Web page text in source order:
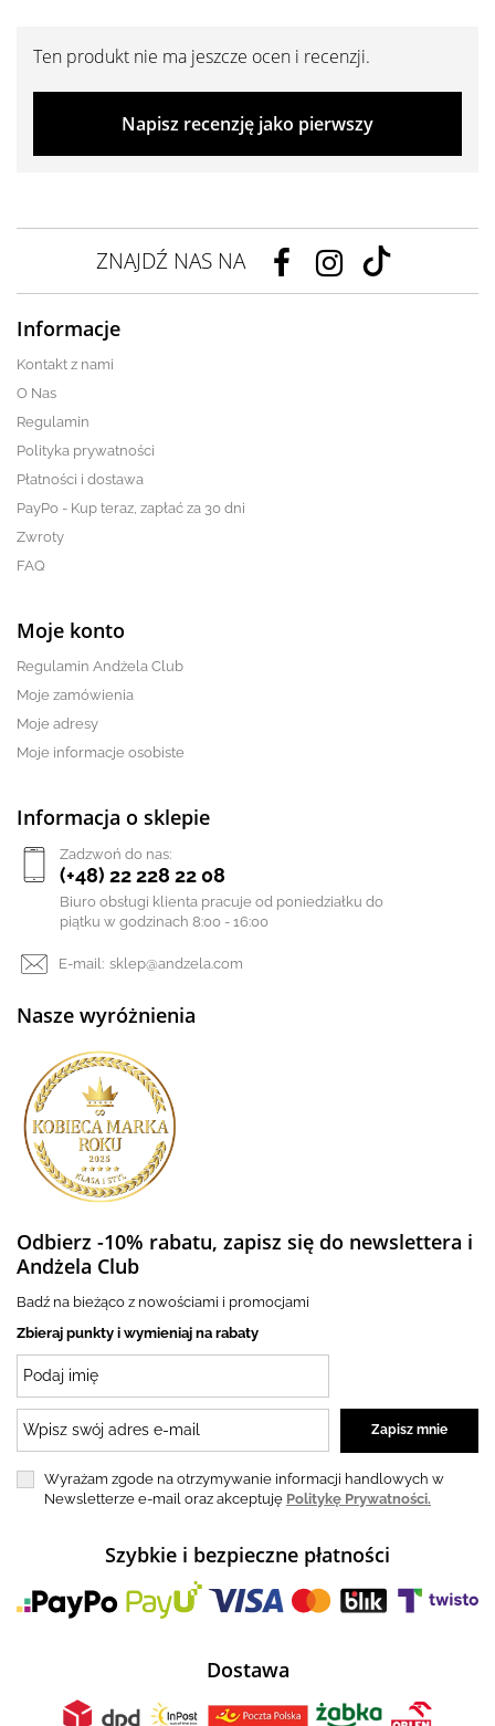
Ten produkt nie ma jeszcze ocen i recenzji.
Napisz recenzję jako pierwszy
ZNAJDŹ NAS NA
Informacje
Kontakt z nami
O Nas
Regulamin
Polityka prywatności
Płatności i dostawa
PayPo - Kup teraz, zapłać za 30 dni
Zwroty
FAQ
Moje konto
Regulamin Andżela Club
Moje zamówienia
Moje adresy
Moje informacje osobiste
Informacja o sklepie
Zadzwoń do nas:
(+48) 22 228 22 08
Biuro obsługi klienta pracuje od poniedziałku do
piątku w godzinach 8:00 - 16:00
E-mail: sklep@andzela.com
Nasze wyróżnienia
Odbierz -10% rabatu, zapisz się do newslettera i
Andżela Club
Badź na bieżąco z nowościami i promocjami
Zbieraj punkty i wymieniaj na rabaty
Wyrażam zgode na otrzymywanie informacji handlowych w
Newsletterze e-mail oraz akceptuję Politykę Prywatności.
Szybkie i bezpieczne płatności
Dostawa